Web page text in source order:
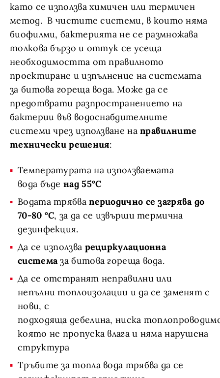
като се използва химичен или термичен
метод. В чистите системи, в които няма
биофилми, бактерията не се размножава
толкова бързо и оттук се усеща
необходимостта от правилното
проектиране и изпълнение на системата
за битова гореща вода. Може да се
предотврати разпространението на
бактерии във водоснабдителните
системи чрез използване направилните
технически решения:
Температурата на използваемата
вода бъде над 55°C
Водата трябвапериодично се загрява до
70-80 °C, за да се извърши термична
дезинфекция.
Да се използва рециркулационна
системаза битова гореща вода.
Да се отстранят неправилни или
непълни топлоизолации и да се заменят с
нови, с
подходяща дебелина, ниска
която не пропуска влага и няма нарушена
структура
Тръбите за топла вода трябва да се